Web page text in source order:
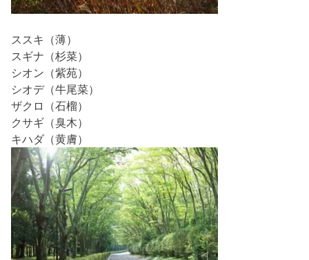
ススキ（薄）
スギナ（杉菜）
シオン（紫苑）
シオデ（牛尾菜）
ザクロ（石榴）
クサギ（臭木）
キハダ（黄膚）